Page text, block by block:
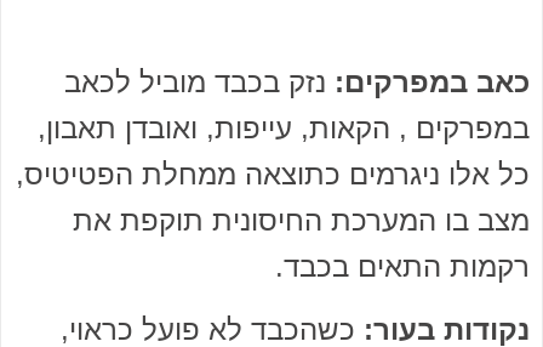
כאב במפרקים: נזק בכבד מוביל לכאב
במפרקים , הקאות, עייפות, ואובדן תאבון,
כל אלו ניגרמים כתוצאה ממחלת הפטיטיס,
מצב בו המערכת החיסונית תוקפת את
רקמות התאים בכבד.
נקודות בעור: כשהכבד לא פועל כראוי,